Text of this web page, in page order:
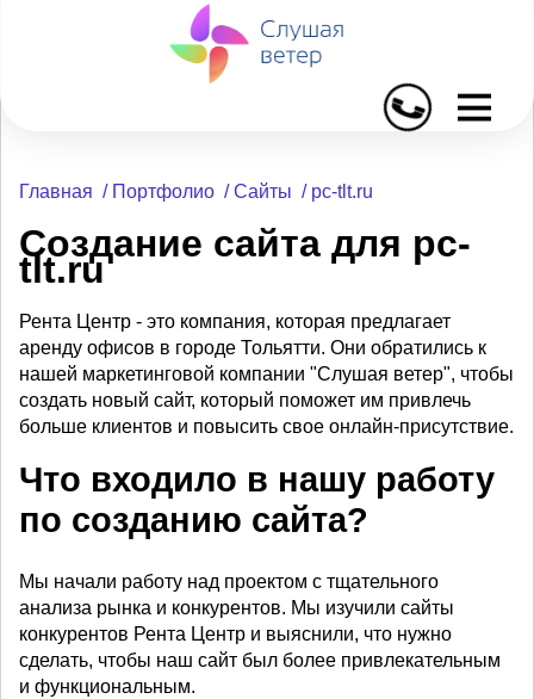
I
Главная / Портфолио / Сайты / pc-tlt.ru
Создание сайта для pc-
tlt.ru
Рента Центр - это компания, которая предлагает
аренду офисов в городе Тольятти. Они обратились к
нашей маркетинговой компании "Слушая ветер", чтобы
создать новый сайт, который поможет им привлечь
больше клиентов и повысить свое онлайн-присутствие.
Что входило в нашу работу
по созданию сайта?
Мы начали работу над проектом с тщательного
анализа рынка и конкурентов. Мы изучили сайты
конкурентов Рента Центр и выяснили, что нужно
сделать, чтобы наш сайт был более привлекательным
и функциональным.